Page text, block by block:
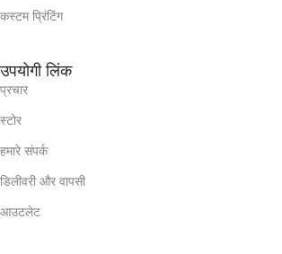
कस्टम प्रिंटिंग
उपयोगी लिंक
प्रचार
स्टोर
हमारे संपर्क
डिलीवरी और वापसी
आउटलेट